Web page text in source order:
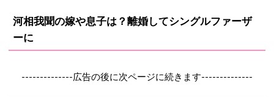
河相我聞の嫁や息子は？離婚してシングルファーザ
ーに
--------------広告の後に次ページに続きます--------------